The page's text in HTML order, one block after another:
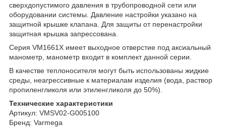
сверхдопустимого давления в трубопроводной сети или
оборудовании системы. Давление настройки указано на
защитной крышке клапана. Для защиты от перенастройки
защитная крышка запрессована.
Серия VM1661X имеет выходное отверстие под аксиальный
манометр, манометр входит в комплект данной серии.
В качестве теплоносителя могут быть использованы жидкие
среды, неагрессивные к материалам изделия (вода, раствор
пропиленгликоля или этиленгликоля до 50%).
Технические характеристики
Артикул: VMSV02-G005100
Бренд: Varmega